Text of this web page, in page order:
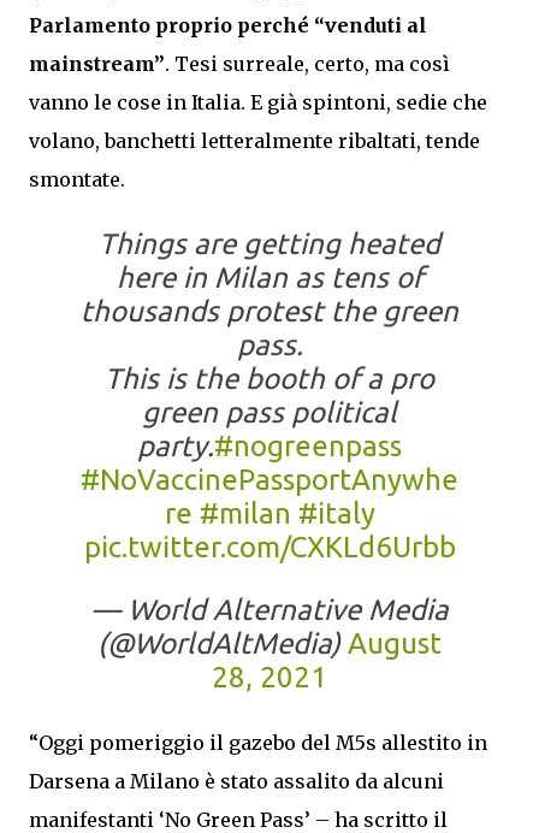
Parlamento proprio perché “venduti al
mainstream”. Tesi surreale, certo, ma così
vanno le cose in Italia. E già spintoni, sedie che
volano, banchetti letteralmente ribaltati, tende
smontate.
Things are getting heated
here in Milan as tens of
thousands protest the green
pass.
This is the booth of a pro
green pass political
party.#nogreenpass
#NoVaccinePassportAnywhe
re #milan #italy
pic.twitter.com/CXKLd6Urbb
— World Alternative Media
(@WorldAltMedia)August
28, 2021
“Oggi pomeriggio il gazebo del M5s allestito in
Darsena a Milano è stato assalito da alcuni
manifestanti ‘No Green Pass’ – ha scritto il